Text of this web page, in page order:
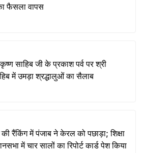
फैसला वापस
साहिब जी के प्रकाश पर्व पर श्री
में उमड़ा श्रद्धालुओं का सैलाब
रैंकिंग में पंजाब ने केरल को पछाड़ा; शिक्षा
में चार सालों का रिपोर्ट कार्ड पेश किया